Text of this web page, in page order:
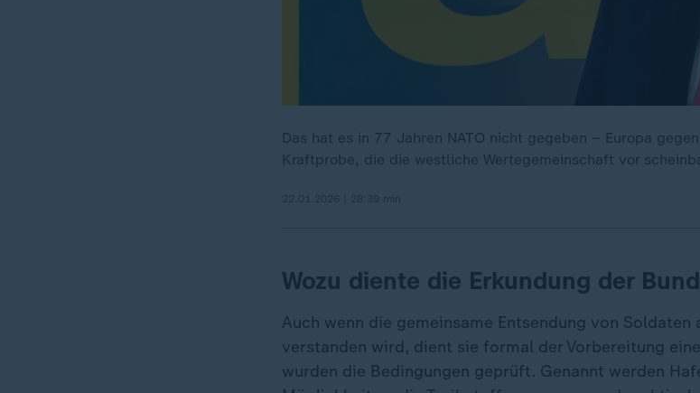
Das hat es in 77 Jahren NATO nicht gegeben – Europa
Kraftprobe, die die westliche Wertegemeinschaft vor
Wozu diente die Erkundung der
Auch wenn die gemeinsame Entsendung von
verstanden wird, dient sie formal der Vorbereitung
wurden die Bedingungen geprüft. Genannt werden